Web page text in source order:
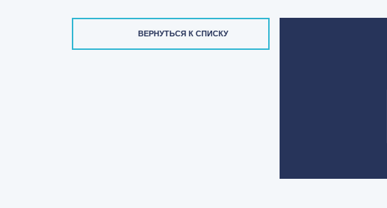
ВЕРНУТЬСЯ К СПИСКУ